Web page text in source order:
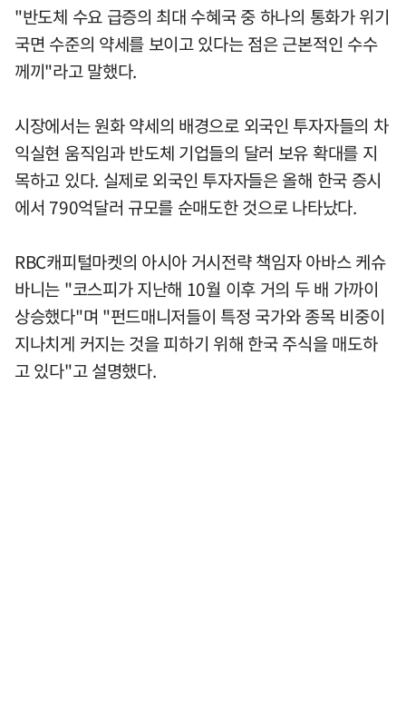
"반도체 수요 급증의 최대 수혜국 중 하나의 통화가 위기
국면 수준의 약세를 보이고 있다는 점은 근본적인 수수
께끼"라고 말했다.
시장에서는 원화 약세의 배경으로 외국인 투자자들의 차
익실현 움직임과 반도체 기업들의 달러 보유 확대를 지
목하고 있다. 실제로 외국인 투자자들은 올해 한국 증시
에서 790억달러 규모를 순매도한 것으로 나타났다.
RBC캐피털마켓의 아시아 거시전략 책임자 아바스 케슈
바니는 "코스피가 지난해 10월 이후 거의 두 배 가까이
상승했다"며 "펀드매니저들이 특정 국가와 종목 비중이
지나치게 커지는 것을 피하기 위해 한국 주식을 매도하
고 있다"고 설명했다.